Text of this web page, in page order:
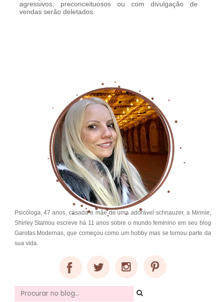
agressivos, preconceituosos ou com divulgação de
vendas serão deletados.
Psicóloga, 47 anos, casada e mãe de uma adorável schnauzer, a Minnie,
Shirley Stamou escreve há 11 anos sobre o mundo feminino em seu blog
Garotas Modernas, que começou como um hobby mas se tornou parte da
sua vida.